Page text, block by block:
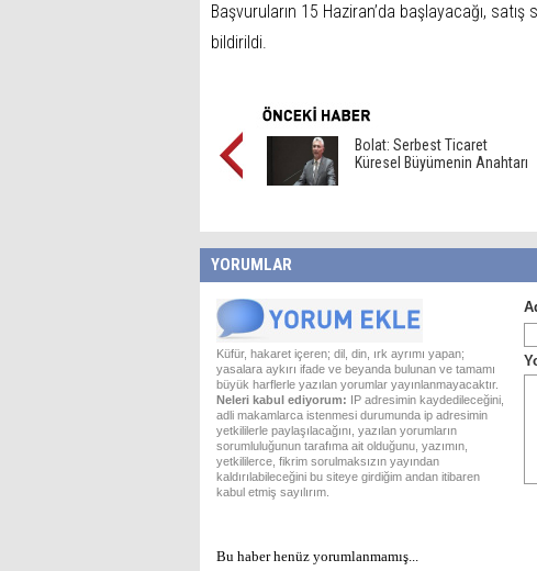
Başvuruların 15 Haziran’da başlayacağı,
bildirildi.
Bolat: Serbest Ticaret
Küresel Büyümenin Anahtarı
YORUMLAR
Küfür, hakaret içeren; dil, din, ırk ayrımı yapan;
yasalara aykırı ifade ve beyanda bulunan ve tamamı
büyük harflerle yazılan yorumlar yayınlanmayacaktır.
Neleri kabul ediyorum: IP adresimin kaydedileceğini,
adli makamlarca istenmesi durumunda ip adresimin
yetkililerle paylaşılacağını, yazılan yorumların
sorumluluğunun tarafıma ait olduğunu, yazımın,
yetkililerce, fikrim sorulmaksızın yayından
kaldırılabileceğini bu siteye girdiğim andan itibaren
kabul etmiş sayılırım.
Bu haber henüz yorumlanmamış...